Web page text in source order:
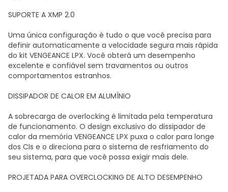
SUPORTE A XMP 2.0
Uma única configuração é tudo o que você precisa para
definir automaticamente a velocidade segura mais rápida
do kit VENGEANCE LPX. Você obterá um desempenho
excelente e confiável sem travamentos ou outros
comportamentos estranhos.
DISSIPADOR DE CALOR EM ALUMÍNIO
A sobrecarga de overlocking é limitada pela temperatura
de funcionamento. O design exclusivo do dissipador de
calor da memória VENGEANCE LPX puxa o calor para longe
dos CIs e o direciona para o sistema de resfriamento do
seu sistema, para que você possa exigir mais dele.
PROJETADA PARA OVERCLOCKING DE ALTO DESEMPENHO